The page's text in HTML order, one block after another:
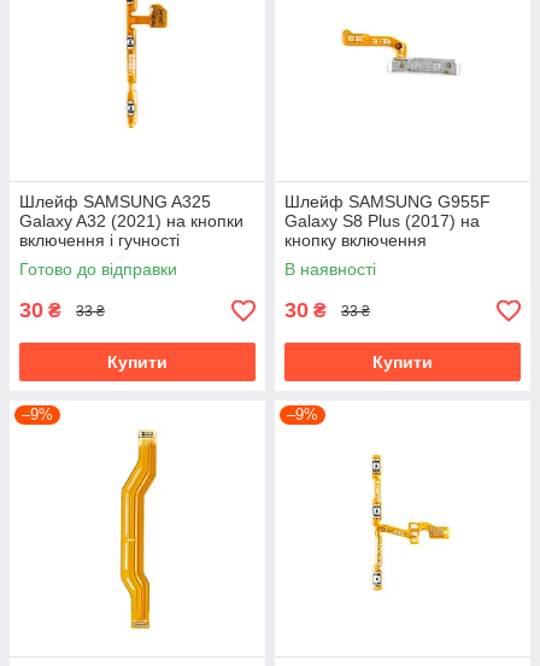
Шлейф SAMSUNG A325
Galaxy A32 (2021) на кнопки
включення і гучності
Готово до відправки
30 ₴ 33 ₴
Купити
Шлейф SAMSUNG G955F
Galaxy S8 Plus (2017) на
кнопку включення
В наявності
30 ₴ 33 ₴
Купити
–9% –9%